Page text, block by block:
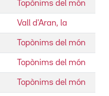
Topònims del món
Vall d'Aran, la
Topònims del món
Topònims del món
Topònims del món